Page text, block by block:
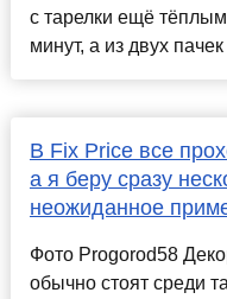
с тарелки ещё
минут, а из двух
В Fix Price все
а я беру сразу
неожиданное
Фото Progorod58
обычно стоят среди